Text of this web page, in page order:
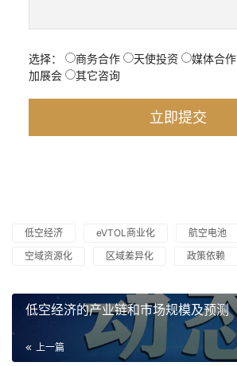
选择： 商务合作 天使投资 媒体合作
加展会
其它咨询
低空经济 eVTOL商业化 航空电池
空域资源化
区域差异化 政策依赖
低空经济的产业链和市场规模及预测
上一篇